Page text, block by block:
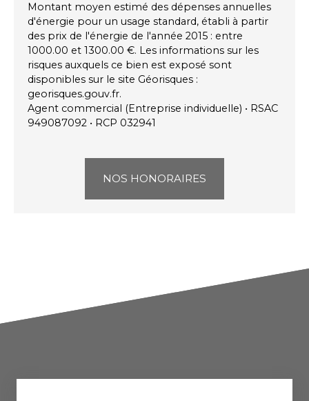
Montant moyen estimé des dépenses annuelles
d'énergie pour un usage standard, établi à partir
des prix de l'énergie de l'année 2015 : entre
1000.00 et 1300.00 €. Les informations sur les
risques auxquels ce bien est exposé sont
disponibles sur le site Géorisques :
georisques.gouv.fr.
Agent commercial (Entreprise individuelle) • RSAC
949087092 • RCP 032941
NOS HONORAIRES